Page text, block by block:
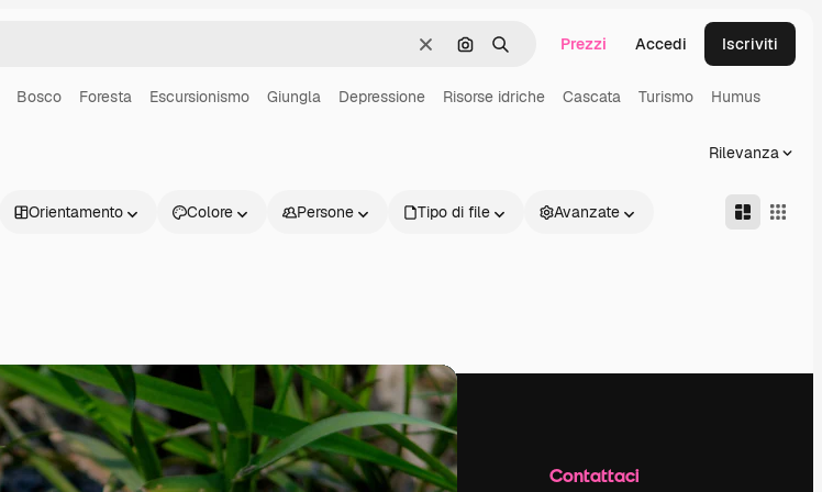
CancellaCerca per immagine
Ricerca Prezzi Accedi Iscriviti
Bosco Foresta Escursionismo Giungla Depressione Risorse idriche Cascata Turismo Humus
Rilevanza
Orientamento Colore Persone Tipo di file Avanzate
Prodotti Inizia Azienda Contattaci